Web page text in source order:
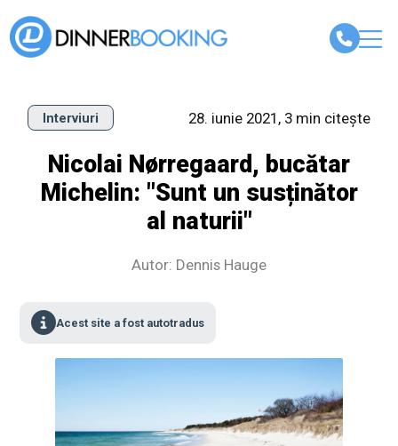
Interviuri 28. iunie 2021, 3 min citește
Nicolai Nørregaard, bucătar
Michelin: "Sunt un susținător
al naturii"
Autor: Dennis Hauge
Acest site a fost autotradus